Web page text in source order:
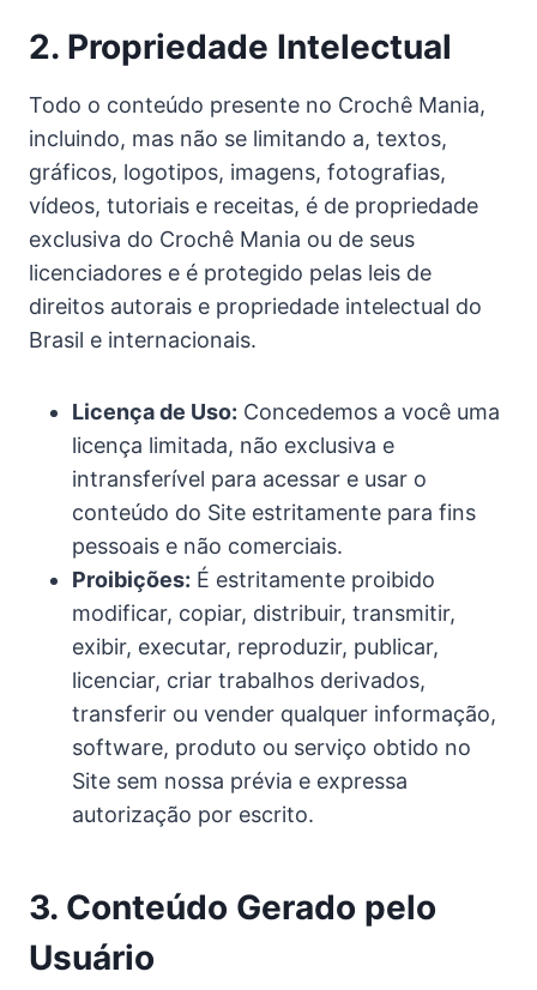
2. Propriedade Intelectual
Todo o conteúdo presente no Crochê Mania,
incluindo, mas não se limitando a, textos,
gráficos, logotipos, imagens, fotografias,
vídeos, tutoriais e receitas, é de propriedade
exclusiva do Crochê Mania ou de seus
licenciadores e é protegido pelas leis de
direitos autorais e propriedade intelectual do
Brasil e internacionais.
Licença de Uso: Concedemos a você uma
licença limitada, não exclusiva e
intransferível para acessar e usar o
conteúdo do Site estritamente para fins
pessoais e não comerciais.
Proibições: É estritamente proibido
modificar, copiar, distribuir, transmitir,
exibir, executar, reproduzir, publicar,
licenciar, criar trabalhos derivados,
transferir ou vender qualquer informação,
software, produto ou serviço obtido no
Site sem nossa prévia e expressa
autorização por escrito.
3. Conteúdo Gerado pelo
Usuário